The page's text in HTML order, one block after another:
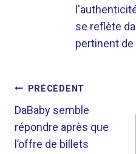
se reflète
pertinent de
DE
L’ARTICLE
PRÉCÉDENT
DaBaby semble
répondre après que
l’offre de billets